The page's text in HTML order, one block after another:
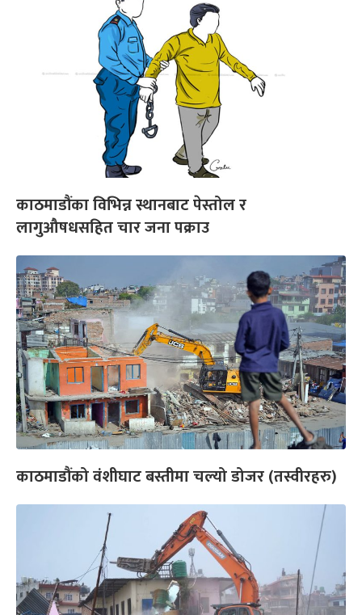
काठमाडौंका विभिन्न स्थानबाट पेस्तोल र
लागुऔषधसहित चार जना पक्राउ
काठमाडौंको वंशीघाट बस्तीमा चल्यो डोजर (तस्वीरहरु)